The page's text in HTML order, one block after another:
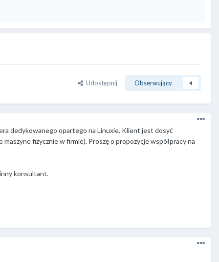
Udostępnij Obserwujący 4
dedykowanego opartego na Linuxie. Klient jest dosyć
fizycznie w firmie). Proszę o propozycje współpracy na
inny konsultant.